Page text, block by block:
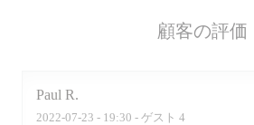
顧客の評価
Paul R
2022-07-23 - 19:30 - ゲスト 4